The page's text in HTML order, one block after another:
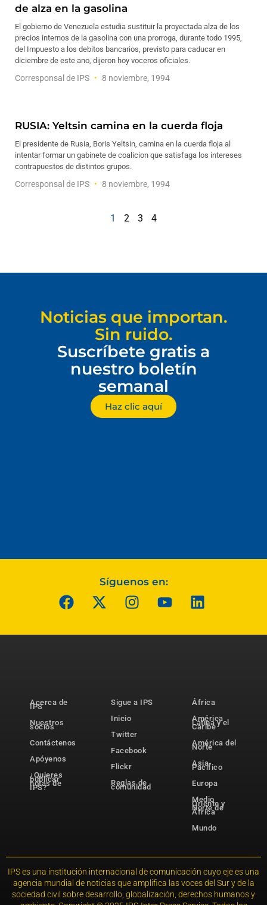
de alza en la gasolina
El gobierno de Venezuela estudia sustituir la proyectada alza de los
precios internos de la gasolina con una prorroga, durante todo 1995,
del Impuesto a los debitos bancarios, previsto para caducar en
diciembre de este ano, dijeron hoy voceros oficiales.
Corresponsal de IPS 8 noviembre, 1994
RUSIA: Yeltsin camina en la cuerda floja
El presidente de Rusia, Boris Yeltsin, camina en la cuerda floja al
intentar formar un gabinete de coalicion que satisfaga los intereses
contrapuestos de distintos grupos.
Corresponsal de IPS 8 noviembre, 1994
1 2 3 4
Noticias que importan.
Sin ruido.
Suscríbete gratis a
nuestro boletín
semanal
Haz clic aquí
Síguenos en:
Acerca de
IPS
Nuestros
socios
Contáctenos
Apóyenos
¿Quieres
publicar
notas de
IPS?
Sigue a IPS
Inicio
Twitter
Facebook
Flickr
Reglas de
comunidad
África
América
Latina y el
Caribe
América del
Norte
Asia-
Pacífico
Europa
Medio
Oriente y
Norte de
África
Mundo
IPS es una institución internacional de comunicación cuyo eje es una
agencia mundial de noticias que amplifica las voces del Sur y de la
sociedad civil sobre desarrollo, globalización, derechos humanos y